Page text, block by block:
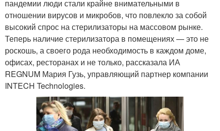
пандемии люди стали крайне внимательными в
отношении вирусов и микробов, что повлекло за собой
высокий спрос на стерилизаторы на массовом рынке.
Теперь наличие стерилизатора в помещениях — это не
роскошь, а своего рода необходимость в каждом доме,
офисах, ресторанах и не только, рассказала ИА
REGNUM Мария Гузь, управляющий партнер компании
INTECH Technologies.